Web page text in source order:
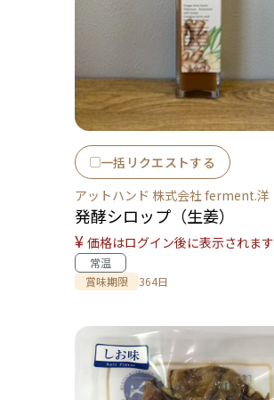
一括リクエストする
アットハンド 株式会社 ferment.洋
発酵シロップ（生姜）
¥ 価格はログイン後に表示されます
常温
賞味期限
364日